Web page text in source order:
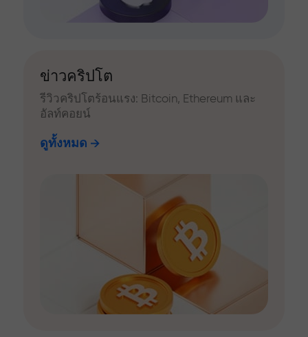
ข่าวคริปโต
รีวิวคริปโตร้อนแรง: Bitcoin, Ethereum และ
อัลท์คอยน์
ดูทั้งหมด